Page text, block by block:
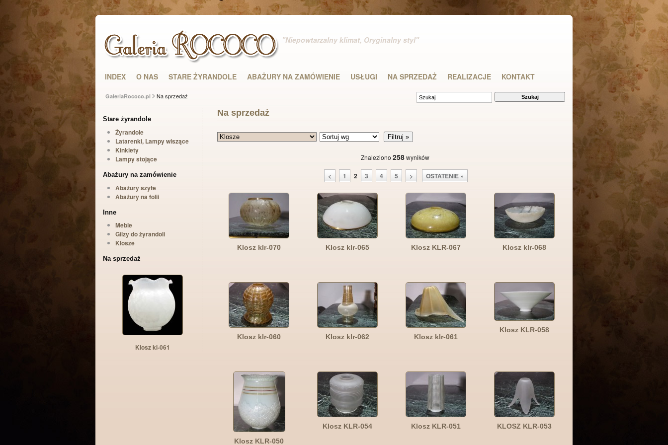
"Niepowtarzalny klimat, Oryginalny styl"
INDEX O NAS STARE ŻYRANDOLE ABAŻURY NA ZAMÓWIENIE USŁUGI NA SPRZEDAŻ REALIZACJE KONTAKT
GaleriaRococo.pl Na sprzedaż
Stare żyrandole
Żyrandole
Latarenki, Lampy wiszące
Kinkiety
Lampy stojące
Abażury na zamówienie
Abażury szyte
Abażury na folii
Inne
Meble
Gilzy do żyrandoli
Klosze
Na sprzedaż
Klosz kl-061
Na sprzedaż
Znaleziono 258wyników
< 1 2 3 4 5 > OSTATENIE »
Klosz klr-070 Klosz klr-065 Klosz KLR-067 Klosz klr-068
Klosz klr-060 Klosz klr-062 Klosz klr-061
Klosz KLR-058
Klosz KLR-050
Klosz KLR-054 Klosz KLR-051 KLOSZ KLR-053